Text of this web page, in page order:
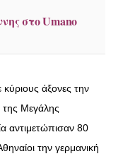
στο Umano
άξονες την
της Μεγάλης
αντιμετώπισαν 80
την γερμανική